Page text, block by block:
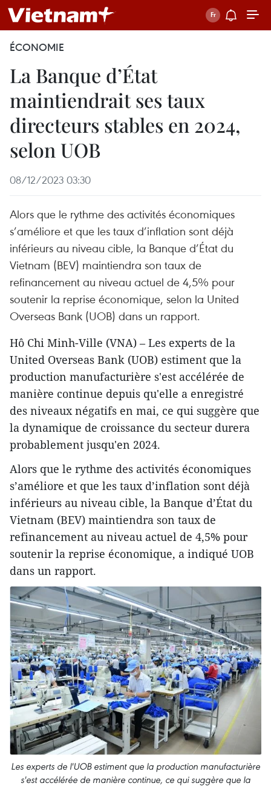
ÉCONOMIE
La Banque d’État
maintiendrait ses taux
directeurs stables en 2024,
selon UOB
08/12/2023 03:30
Alors que le rythme des activités économiques
s’améliore et que les taux d’inflation sont déjà
inférieurs au niveau cible, la Banque d’État du
Vietnam (BEV) maintiendra son taux de
refinancement au niveau actuel de 4,5% pour
soutenir la reprise économique, selon la United
Overseas Bank (UOB) dans un rapport. ​
Hô Chi Minh-Ville (VNA) – Les experts de la
United Overseas Bank (UOB) estiment que la
production manufacturière s'est accélérée de
manière continue depuis qu'elle a enregistré
des niveaux négatifs en mai, ce qui suggère que
la dynamique de croissance du secteur durera
probablement jusqu'en 2024.
Alors que le rythme des activités économiques
s’améliore et que les taux d’inflation sont déjà
inférieurs au niveau cible, la Banque d’État du
Vietnam (BEV) maintiendra son taux de
refinancement au niveau actuel de 4,5% pour
soutenir la reprise économique, a indiqué UOB
dans un rapport.
Les experts de l'UOB estiment que la production manufacturière
s'est accélérée de manière continue, ce qui suggère que la